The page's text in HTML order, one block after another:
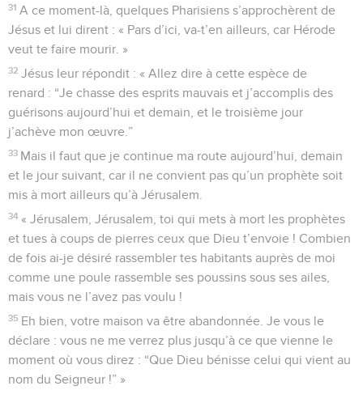
31 A ce moment-là, quelques Pharisiens s’approchèrent de
Jésus et lui dirent : « Pars d’ici, va-t’en ailleurs, car Hérode
veut te faire mourir. »
32 Jésus leur répondit : « Allez dire à cette espèce de
renard : “Je chasse des esprits mauvais et j’accomplis des
guérisons aujourd’hui et demain, et le troisième jour
j’achève mon œuvre.”
33 Mais il faut que je continue ma route aujourd’hui, demain
et le jour suivant, car il ne convient pas qu’un prophète soit
mis à mort ailleurs qu’à Jérusalem.
34 « Jérusalem, Jérusalem, toi qui mets à mort les prophètes
et tues à coups de pierres ceux que Dieu t’envoie ! Combien
de fois ai-je désiré rassembler tes habitants auprès de moi
comme une poule rassemble ses poussins sous ses ailes,
mais vous ne l’avez pas voulu !
35 Eh bien, votre maison va être abandonnée. Je vous le
déclare : vous ne me verrez plus jusqu’à ce que vienne le
moment où vous direz : “Que Dieu bénisse celui qui vient au
nom du Seigneur !” »